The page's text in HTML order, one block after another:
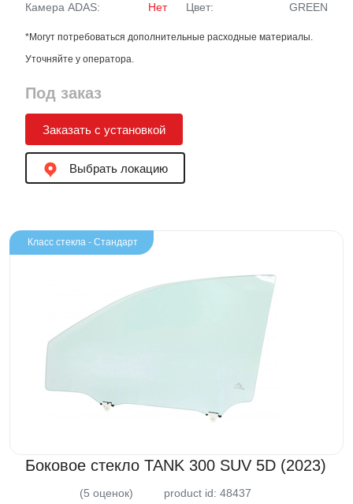
Камера ADAS:
Нет Цвет: GREEN
*Могут потребоваться дополнительные расходные материалы.
Уточняйте у оператора.
Под заказ
Заказать с установкой
Выбрать локацию
Класс стекла - Стандарт
Боковое стекло TANK 300 SUV 5D (2023)
(5 оценок) product id: 48437